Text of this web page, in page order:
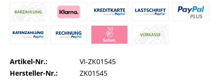
Artikel-Nr.:
VI-ZK01545
Hersteller-Nr.:
ZK01545